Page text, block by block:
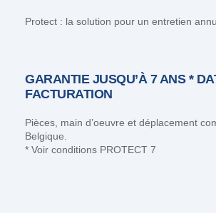
Protect : la solution pour un entretien
GARANTIE JUSQU’À 7 ANS *
FACTURATION
Pièces, main d’oeuvre et déplacement
Belgique.
* Voir conditions PROTECT 7